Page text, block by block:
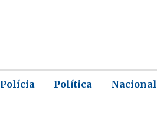
Polícia Política Nacional